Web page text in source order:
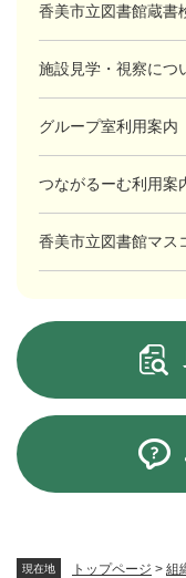
現在地 トップページ > 組
香美市立図書館蔵書
施設見学・視察につ
グループ室利用案内
つながるーむ利用案
香美市立図書館マス